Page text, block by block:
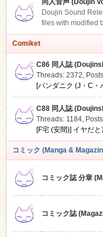
同人音声 (Doujin
Doujin Sound
files with modified
Comiket
C86 同人誌
Threads: 2372,
[パンダニク (J・C・
C88 同人誌
Threads: 1184,
[F宅 (安間)] イヤだ
コミック (Manga &
コミック誌 分章
コミック誌